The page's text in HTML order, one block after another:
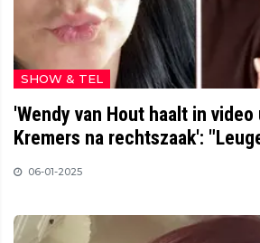
SHOW & TEL
'Wendy van Hout haalt in video
Kremers na rechtszaak':
06-01-2025